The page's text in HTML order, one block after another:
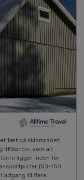
tæt på skiområdet,
liftkontor, som alt
ligger inden for
(50-150
I adgang til flere